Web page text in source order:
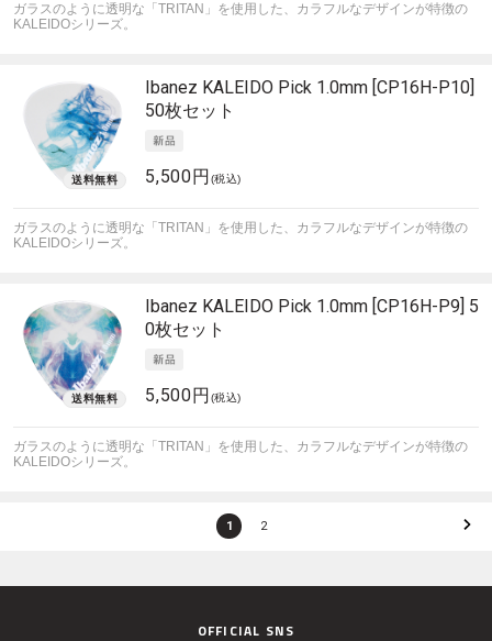
ガラスのように透明な「TRITAN」を使用した、カラフルなデザインが特徴の
KALEIDOシリーズ。
Ibanez KALEIDO Pick 1.0mm [CP16H-P10]
50枚セット
5,500円 (税込)
ガラスのように透明な「TRITAN」を使用した、カラフルなデザインが特徴の
KALEIDOシリーズ。
Ibanez KALEIDO Pick 1.0mm [CP16H-P9] 5
0枚セット
5,500円 (税込)
ガラスのように透明な「TRITAN」を使用した、カラフルなデザインが特徴の
KALEIDOシリーズ。
1 2
OFFICIAL SNS